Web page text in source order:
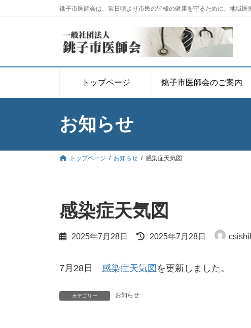
へ
ョ
銚子市医師会は、常日頃より市民の皆様の健康を守るために、地域医
トップページ 銚子市医師会のご案内
お知らせ
トップページ お知らせ 感染症天気図
感染症天気図
2025年7月28日
最
新
日
2025年7月28日
7月28日 感染症天気図 を更新しました。
カテゴリー お知らせ